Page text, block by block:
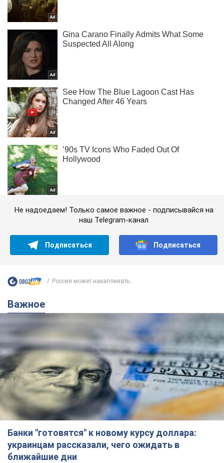
Не надоедаем! Только самое важное - подписывайся на
наш Telegram-канал
Подписаться Подписаться
Россия может накапливать...
Важное
Банки "готовятся" к новому курсу доллара:
украинцам рассказали, чего ожидать в
ближайшие дни